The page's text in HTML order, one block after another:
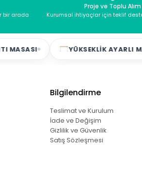
bir arada
Proje ve Toplu Alım
Kurumsal ihtiyaçlar için teklif
YÜKSEKLIK AYARLI
Bilgilendirme
Teslimat ve Kurulum
İade ve Değişim
Gizlilik ve Güvenlik
Satış Sözleşmesi